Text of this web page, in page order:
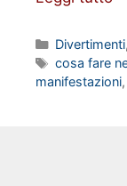
Categorie
Divertimenti,
Tag
cosa fare
manifestazioni,